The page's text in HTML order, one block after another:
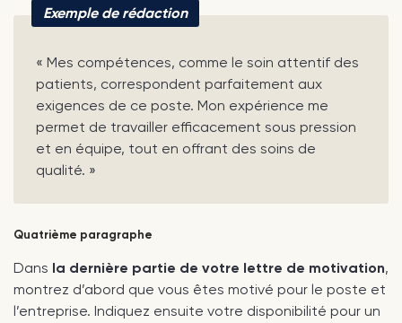
Exemple de rédaction
« Mes compétences, comme le soin attentif des
patients, correspondent parfaitement aux
exigences de ce poste. Mon expérience me
permet de travailler efficacement sous pression
et en équipe, tout en offrant des soins de
qualité. »
Quatrième paragraphe
Dans la dernière partie de votre lettre de motivation,
montrez d’abord que vous êtes motivé pour le poste et
l’entreprise. Indiquez ensuite votre disponibilité pour un